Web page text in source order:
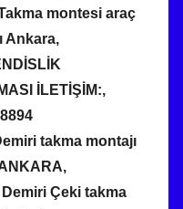
montesi araç
Ankara,
İLETİŞİM:,
takma montajı
Çeki takma